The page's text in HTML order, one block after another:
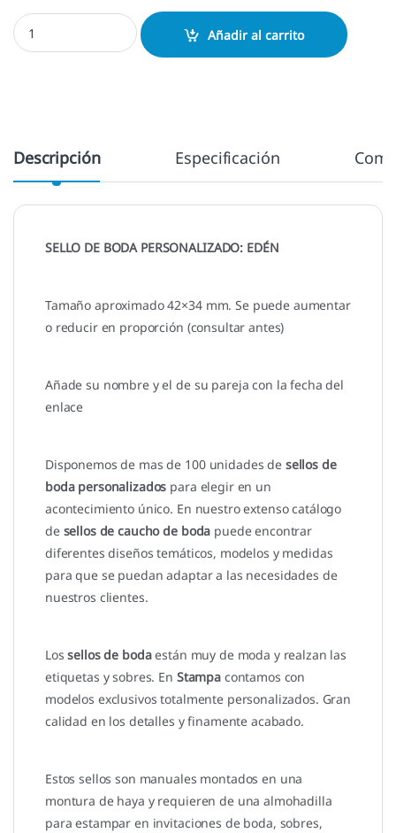
Sello boda Edén cantidad
Añadir al carrito
Descripción Especificación
SELLO DE BODA PERSONALIZADO: EDÉN
Tamaño aproximado 42×34 mm. Se puede aumentar
o reducir en proporción (consultar antes)
Añade su nombre y el de su pareja con la fecha del
enlace
Disponemos de mas de 100 unidades de sellos de
boda personalizados para elegir en un
acontecimiento único. En nuestro extenso catálogo
de sellos de caucho de boda puede encontrar
diferentes diseños temáticos, modelos y medidas
para que se puedan adaptar a las necesidades de
nuestros clientes.
Lossellos de bodaestán muy de moda y realzan las
etiquetas y sobres. En Stampacontamos con
modelos exclusivos totalmente personalizados. Gran
calidad en los detalles y finamente acabado.
Estos sellos son manuales montados en una
montura de haya y requieren de una almohadilla
para estampar en invitaciones de boda, sobres,